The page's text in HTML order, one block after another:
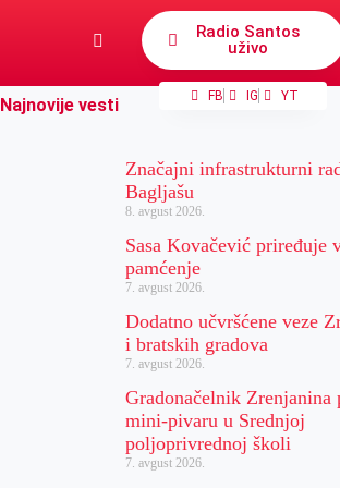
Radio Santos
uživo
FB IG YT
Najnovije vesti
Značajni infrastrukturni
Bagljašu
8. avgust 2026.
Sasa Kovačević priređuje
pamćenje
7. avgust 2026.
Dodatno učvršćene veze
i bratskih gradova
7. avgust 2026.
Gradonačelnik Zrenjanina
mini-pivaru u Srednjoj
poljoprivrednoj školi
7. avgust 2026.